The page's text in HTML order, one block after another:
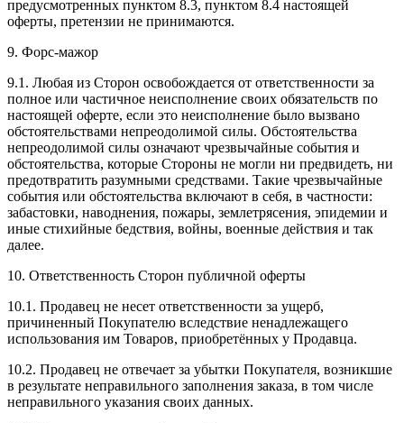
предусмотренных пунктом 8.3, пунктом 8.4 настоящей
оферты, претензии не принимаются.
9. Форс-мажор
9.1. Любая из Сторон освобождается от ответственности за
полное или частичное неисполнение своих обязательств по
настоящей оферте, если это неисполнение было вызвано
обстоятельствами непреодолимой силы. Обстоятельства
непреодолимой силы означают чрезвычайные события и
обстоятельства, которые Стороны не могли ни предвидеть, ни
предотвратить разумными средствами. Такие чрезвычайные
события или обстоятельства включают в себя, в частности:
забастовки, наводнения, пожары, землетрясения, эпидемии и
иные стихийные бедствия, войны, военные действия и так
далее.
10. Ответственность Сторон публичной оферты
10.1. Продавец не несет ответственности за ущерб,
причиненный Покупателю вследствие ненадлежащего
использования им Товаров, приобретённых у Продавца.
10.2. Продавец не отвечает за убытки Покупателя, возникшие
в результате неправильного заполнения заказа, в том числе
неправильного указания своих данных.